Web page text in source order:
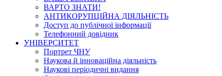
ВАРТО ЗНАТИ!
АНТИКОРУПЦІЙНА ДІЯЛЬНІСТЬ
Доступ до публічної інформації
Телефонний довідник
УНІВЕРСИТЕТ
Портрет ЧНУ
Наукова й інноваційна діяльність
Наукові періодичні видання